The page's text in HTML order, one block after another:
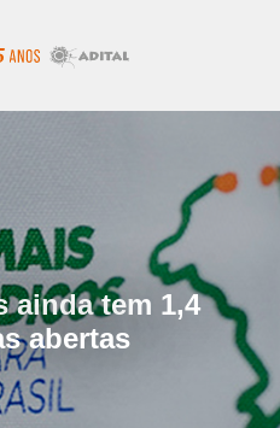
ainda tem 1,4
abertas